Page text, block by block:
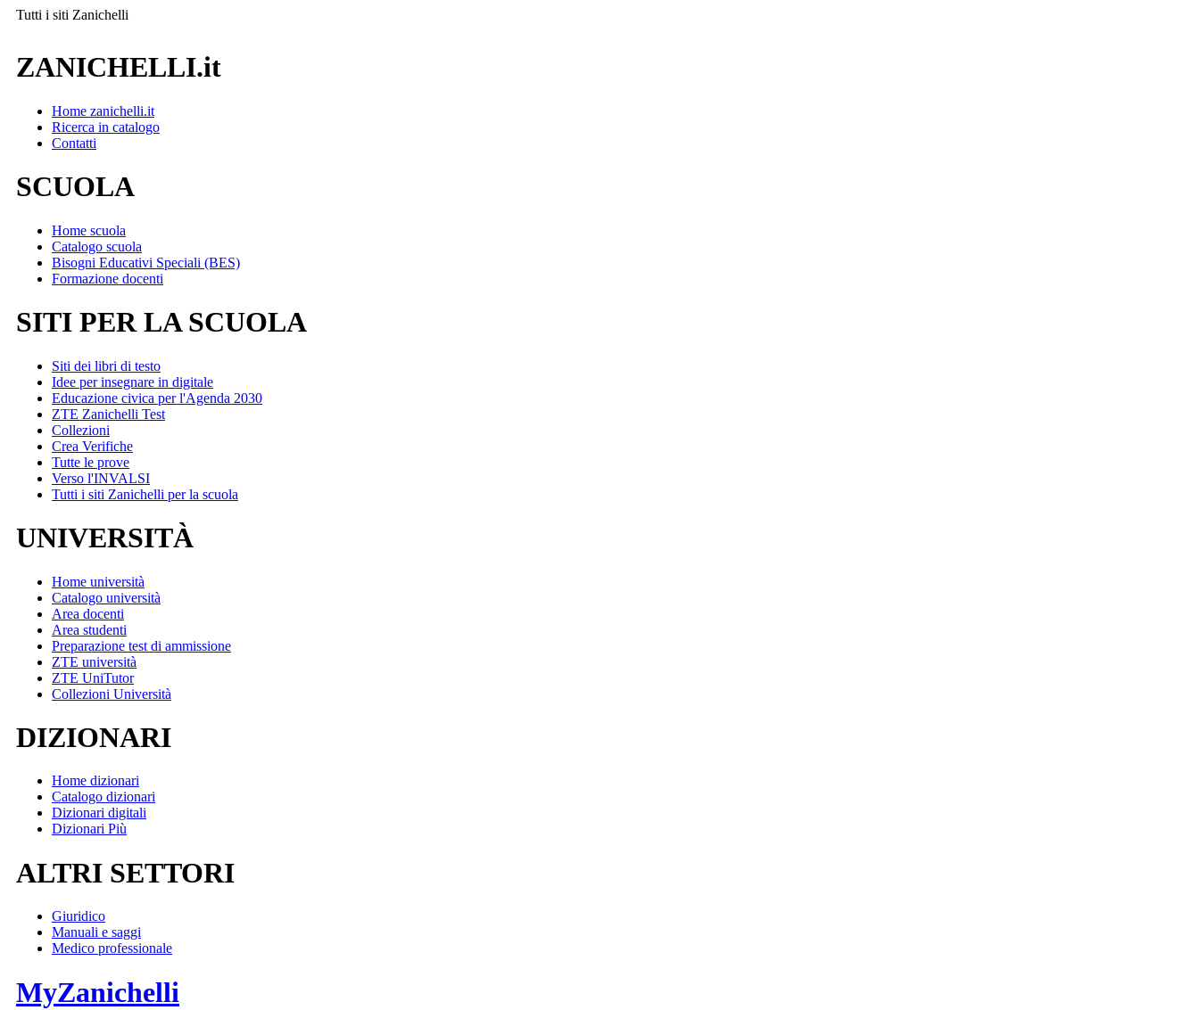
Tutti i siti Zanichelli
ZANICHELLI.it
Home zanichelli.it
Ricerca in catalogo
Contatti
SCUOLA
Home scuola
Catalogo scuola
Bisogni Educativi Speciali (BES)
Formazione docenti
SITI PER LA SCUOLA
Siti dei libri di testo
Idee per insegnare in digitale
Educazione civica per l'Agenda 2030
ZTE Zanichelli Test
Collezioni
Crea Verifiche
Tutte le prove
Verso l'INVALSI
Tutti i siti Zanichelli per la scuola
UNIVERSITÀ
Home università
Catalogo università
Area docenti
Area studenti
Preparazione test di ammissione
ZTE università
ZTE UniTutor
Collezioni Università
DIZIONARI
Home dizionari
Catalogo dizionari
Dizionari digitali
Dizionari Più
ALTRI SETTORI
Giuridico
Manuali e saggi
Medico professionale
MyZanichelli